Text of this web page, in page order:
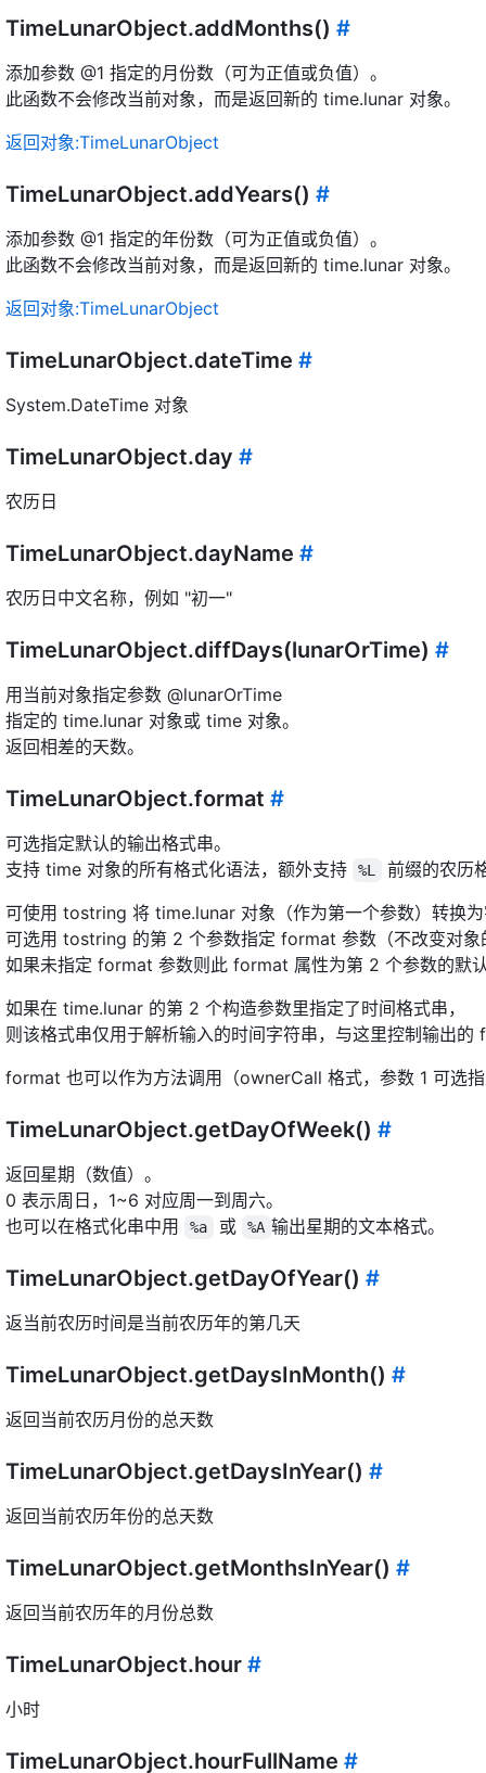
TimeLunarObject.addMonths() #
添加参数 @1 指定的月份数（可为正值或负值）。
此函数不会修改当前对象，而是返回新的 time.lunar 对象。
返回对象:TimeLunarObject
TimeLunarObject.addYears() #
添加参数 @1 指定的年份数（可为正值或负值）。
此函数不会修改当前对象，而是返回新的 time.lunar 对象。
返回对象:TimeLunarObject
TimeLunarObject.dateTime #
System.DateTime 对象
TimeLunarObject.day #
农历日
TimeLunarObject.dayName #
农历日中文名称，例如 "初一"
TimeLunarObject.diffDays(lunarOrTime) #
用当前对象指定参数 @lunarOrTime
指定的 time.lunar 对象或 time 对象。
返回相差的天数。
TimeLunarObject.format #
可选指定默认的输出格式串。
支持 time 对象的所有格式化语法，额外支持
%L
前缀的农历
可使用 tostring 将 time.lunar 对象（作为第一个参数）转换
可选用 tostring 的第 2 个参数指定 format 参数（不改变对
如果未指定 format 参数则此 format 属性为第 2 个参数的默
如果在 time.lunar 的第 2 个构造参数里指定了时间格式串，
则该格式串仅用于解析输入的时间字符串，与这里控制输出
format 也可以作为方法调用（ownerCall 格式，参数 1 可选
TimeLunarObject.getDayOfWeek() #
返回星期（数值）。
0 表示周日，1~6 对应周一到周六。
也可以在格式化串中用
%a 或 %A 输出星期的文本格式。
TimeLunarObject.getDayOfYear() #
返当前农历时间是当前农历年的第几天
TimeLunarObject.getDaysInMonth() #
返回当前农历月份的总天数
TimeLunarObject.getDaysInYear() #
返回当前农历年份的总天数
TimeLunarObject.getMonthsInYear() #
返回当前农历年的月份总数
TimeLunarObject.hour #
小时
TimeLunarObject.hourFullName #